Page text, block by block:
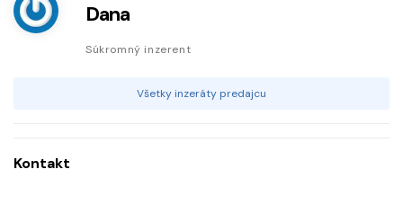
Dana
Súkromný inzerent
Všetky inzeráty predajcu
Kontakt